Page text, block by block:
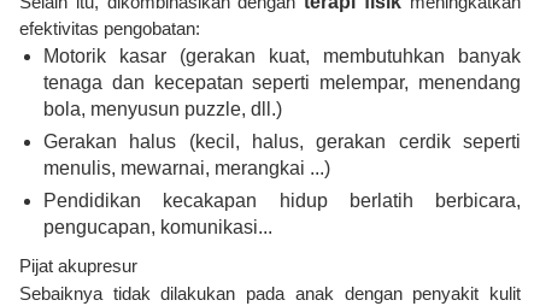
efektivitas pengobatan:
Motorik kasar (gerakan kuat, membutuhkan banyak
tenaga dan kecepatan seperti melempar, menendang
bola, menyusun puzzle, dll.)
Gerakan halus (kecil, halus, gerakan cerdik seperti
menulis, mewarnai, merangkai ...)
Pendidikan kecakapan hidup berlatih berbicara,
pengucapan, komunikasi...
Pijat akupresur
Sebaiknya tidak dilakukan pada anak dengan penyakit kulit